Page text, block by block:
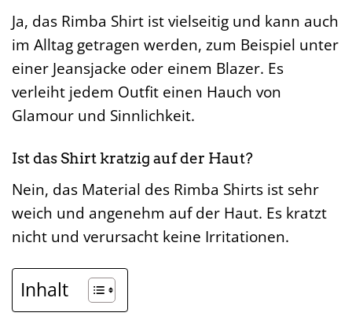
Ja, das Rimba Shirt ist vielseitig und kann auch
im Alltag getragen werden, zum Beispiel unter
einer Jeansjacke oder einem Blazer. Es
verleiht jedem Outfit einen Hauch von
Glamour und Sinnlichkeit.
Ist das Shirt kratzig auf der Haut?
Nein, das Material des Rimba Shirts ist sehr
weich und angenehm auf der Haut. Es kratzt
nicht und verursacht keine Irritationen.
Inhalt